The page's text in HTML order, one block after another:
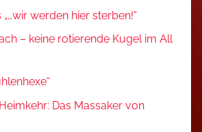
werden hier sterben!“
– keine rotierende Kugel im All
Das Massaker von